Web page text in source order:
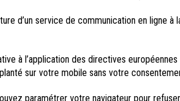
d’un service de communication en ligne à
à l’application des directives
sur votre mobile sans votre
paramétrer votre navigateur pour